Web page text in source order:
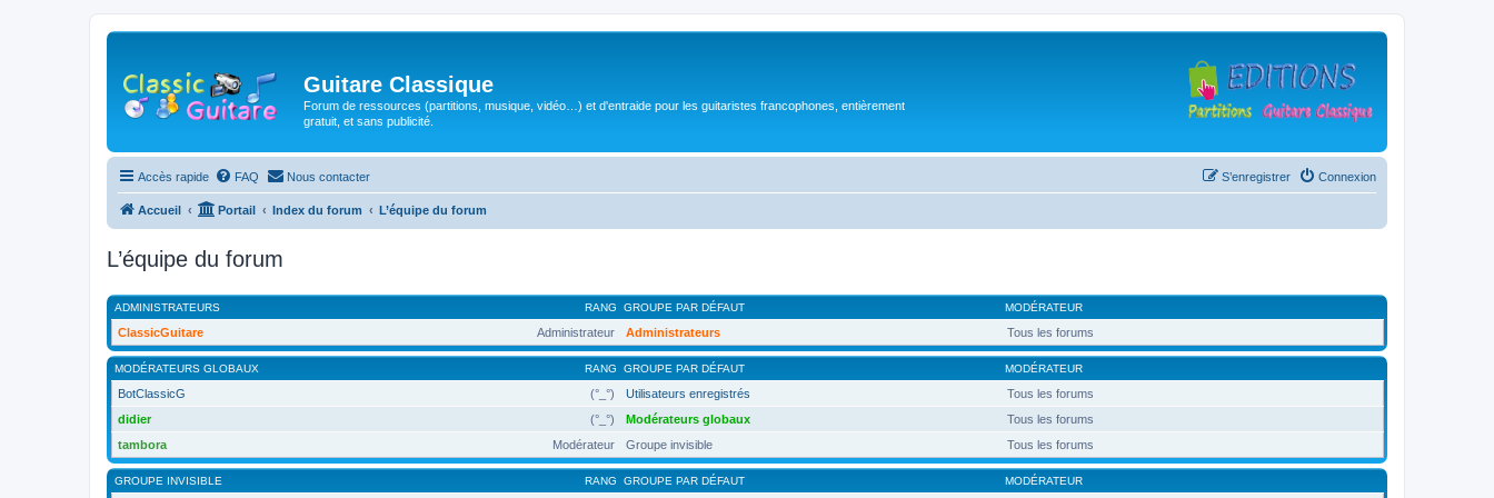
Guitare Classique
Forum de ressources (partitions, musique, vidéo…) et d'entraide pour les guitaristes francophones, entièrement
gratuit, et sans publicité.
Accès rapide FAQ Nous contacter Connexion
S’enregistrer
Accueil Portail Index du forum L’équipe du forum
L’équipe du forum
RANG
ADMINISTRATEURS GROUPE PAR DÉFAUT MODÉRATEUR
Administrateur
ClassicGuitare Administrateurs Tous les forums
RANG
MODÉRATEURS GLOBAUX GROUPE PAR DÉFAUT MODÉRATEUR
(°_°)
BotClassicG Utilisateurs enregistrés
Tous les forums
(°_°)
didier Modérateurs globaux
Tous les forums
Modérateur
tambora Groupe invisible Tous les forums
RANG
GROUPE INVISIBLE GROUPE PAR DÉFAUT MODÉRATEUR